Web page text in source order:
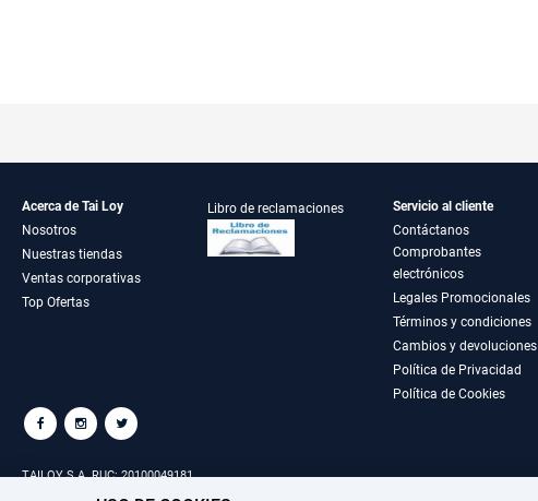
Acerca de Tai Loy
Nosotros
Nuestras tiendas
Ventas corporativas
Top Ofertas
Libro de reclamaciones
Servicio al cliente
Contáctanos
Comprobantes
electrónicos
Legales Promocionales
Términos y condiciones
Cambios y devoluciones
Política de Privacidad
Política de Cookies
TAILOY S.A. RUC: 20100049181